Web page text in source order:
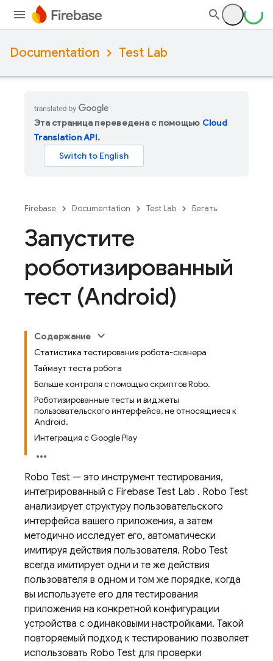
Documentation Test Lab
Эта страница переведена с помощью Cloud
Translation API.
Firebase Documentation Test Lab Бегать
Запустите
роботизированный
тест (Android)
Содержание
Статистика тестирования робота-сканера
Таймаут теста робота
Больше контроля с помощью скриптов Robo.
Роботизированные тесты и виджеты
пользовательского интерфейса, не относящиеся к
Android.
Интеграция с Google Play
Robo Test — это инструмент тестирования,
интегрированный с Firebase Test Lab . Robo Test
анализирует структуру пользовательского
интерфейса вашего приложения, а затем
методично исследует его, автоматически
имитируя действия пользователя. Robo Test
всегда имитирует одни и те же действия
пользователя в одном и том же порядке, когда
вы используете его для тестирования
приложения на конкретной конфигурации
устройства с одинаковыми настройками. Такой
повторяемый подход к тестированию позволяет
использовать Robo Test для проверки